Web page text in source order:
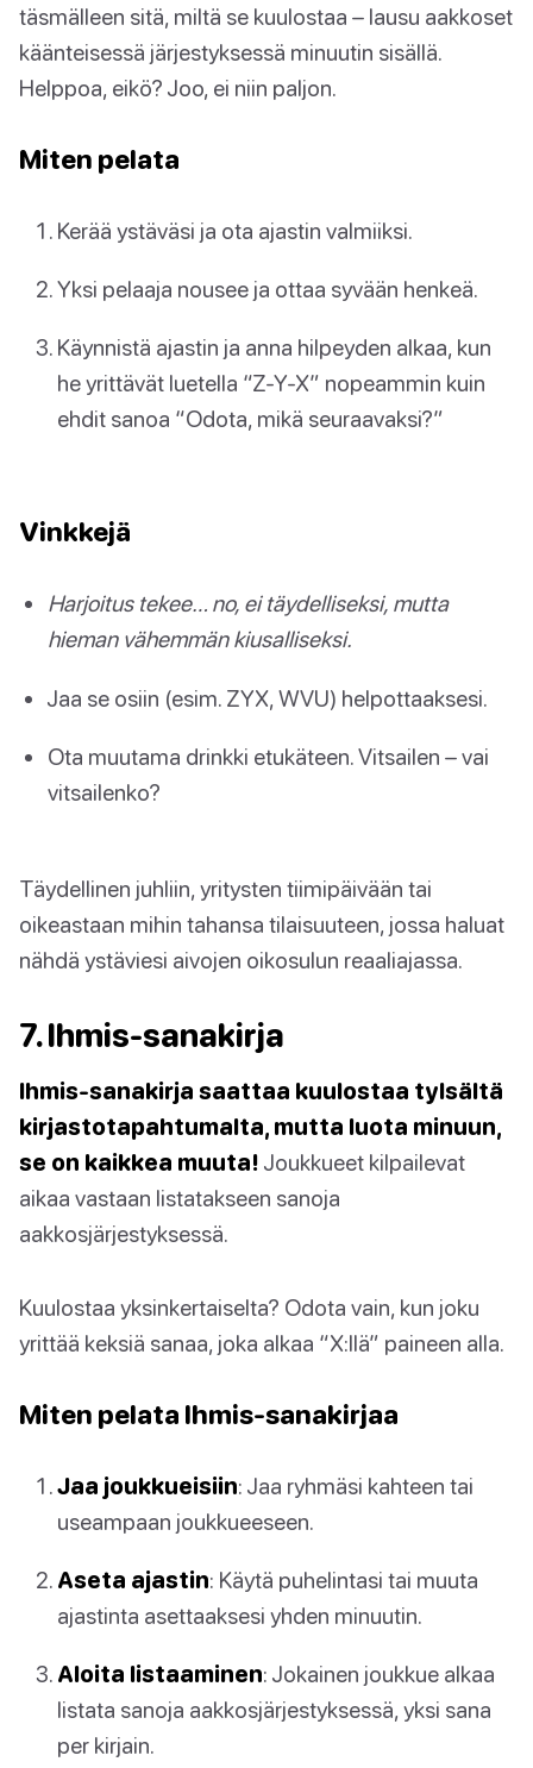
täsmälleen sitä, miltä se kuulostaa – lausu aakkoset
käänteisessä järjestyksessä minuutin sisällä.
Helppoa, eikö? Joo, ei niin paljon.
Miten pelata
Kerää ystäväsi ja ota ajastin valmiiksi.
Yksi pelaaja nousee ja ottaa syvään henkeä.
Käynnistä ajastin ja anna hilpeyden alkaa, kun
he yrittävät luetella “Z-Y-X” nopeammin kuin
ehdit sanoa “Odota, mikä seuraavaksi?”
Vinkkejä
Harjoitus tekee… no, ei täydelliseksi, mutta
hieman vähemmän kiusalliseksi.
Jaa se osiin (esim. ZYX, WVU) helpottaaksesi.
Ota muutama drinkki etukäteen. Vitsailen – vai
vitsailenko?
Täydellinen juhliin, yritysten tiimipäivään tai
oikeastaan mihin tahansa tilaisuuteen, jossa haluat
nähdä ystäviesi aivojen oikosulun reaaliajassa.
7. Ihmis-sanakirja
Ihmis-sanakirja saattaa kuulostaa tylsältä
kirjastotapahtumalta, mutta luota minuun,
se on kaikkea muuta! Joukkueet kilpailevat
aikaa vastaan listatakseen sanoja
aakkosjärjestyksessä.
Kuulostaa yksinkertaiselta? Odota vain, kun joku
yrittää keksiä sanaa, joka alkaa “X:llä” paineen alla.
Miten pelata Ihmis-sanakirjaa
Jaa joukkueisiin: Jaa ryhmäsi kahteen tai
useampaan joukkueeseen.
Aseta ajastin: Käytä puhelintasi tai muuta
ajastinta asettaaksesi yhden minuutin.
Aloita listaaminen: Jokainen joukkue alkaa
listata sanoja aakkosjärjestyksessä, yksi sana
per kirjain.